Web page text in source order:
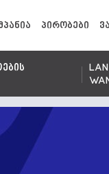
პირობები